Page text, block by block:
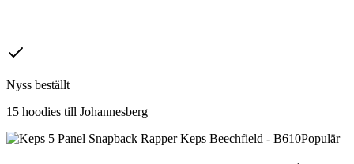
Nyss beställt
15 hoodies till Johannesberg
Populär